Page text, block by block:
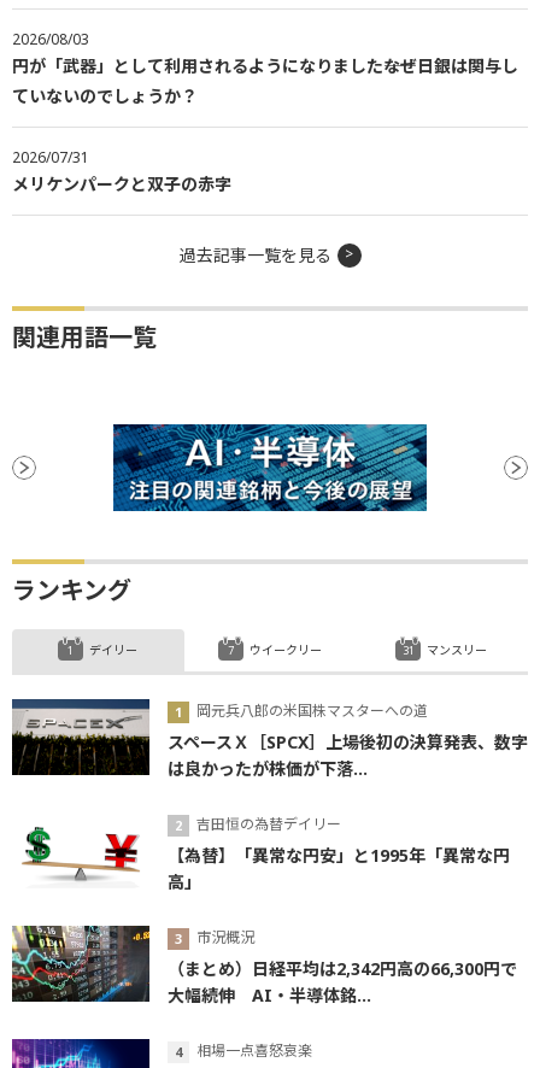
2026/08/03
円が「武器」として利用されるようになりました――なぜ日銀は関与し
ていないのでしょうか？
2026/07/31
メリケンパークと双子の赤字
過去記事一覧を見る
関連用語一覧
ランキング
デイリー
岡元兵八郎の米国株マスターへの道
スペースＸ［SPCX］上場後初の決算発表、数字
は良かったが株価が下落...
吉田恒の為替デイリー
【為替】「異常な円安」と1995年「異常な円
高」
市況概況
（まとめ）日経平均は2,342円高の66,300円で
大幅続伸 AI・半導体銘...
相場一点喜怒哀楽
ウイークリー マンスリー